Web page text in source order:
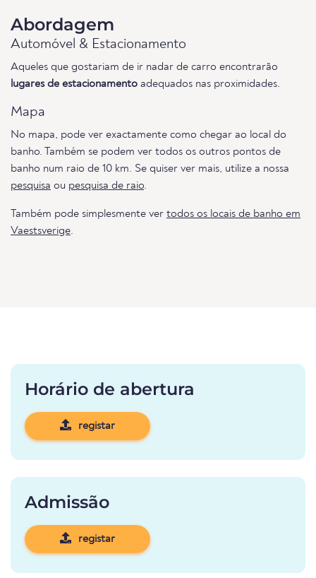
Abordagem
Automóvel & Estacionamento
Aqueles que gostariam de ir nadar de carro encontrarão
lugares de estacionamento adequados nas proximidades.
Mapa
No mapa, pode ver exactamente como chegar ao local do
banho. Também se podem ver todos os outros pontos de
banho num raio de 10 km. Se quiser ver mais, utilize a nossa
pesquisa ou pesquisa de raio.
Também pode simplesmente ver todos os locais de banho em
Vaestsverige.
Horário de abertura
registar
Admissão
registar